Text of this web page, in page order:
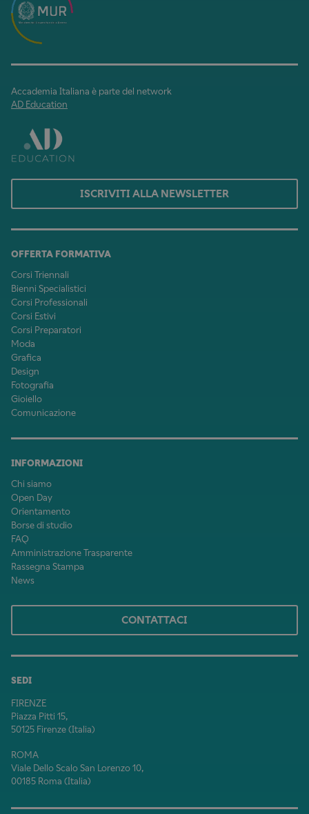
Accademia Italiana è parte del network
AD Education
ISCRIVITI ALLA NEWSLETTER
OFFERTA FORMATIVA
Corsi Triennali
Bienni Specialistici
Corsi Professionali
Corsi Estivi
Corsi Preparatori
Moda
Grafica
Design
Fotografia
Gioiello
Comunicazione
INFORMAZIONI
Chi siamo
Open Day
Orientamento
Borse di studio
FAQ
Amministrazione Trasparente
Rassegna Stampa
News
SEDI
FIRENZE
Piazza Pitti 15,
50125 Firenze (Italia)
ROMA
Viale Dello Scalo San Lorenzo 10,
00185 Roma (Italia)
CONTATTACI